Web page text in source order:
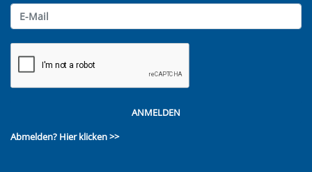
ANMELDEN
Abmelden? Hier klicken >>